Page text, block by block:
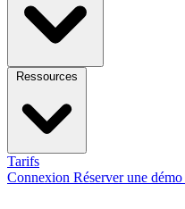
Tarifs
Connexion Réserver une démo